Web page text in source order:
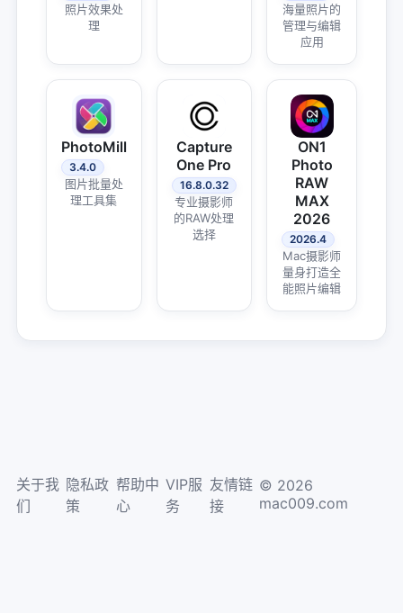
照片效果处
理
海量照片的
管理与编辑
应用
PhotoMill
3.4.0
图片批量处
理工具集
Capture
One Pro
16.8.0.32
专业摄影师
的RAW处理
选择
ON1
Photo
RAW
MAX
2026
2026.4
Mac摄影师
量身打造全
能照片编辑
关于我
们
隐私政
策
帮助中
心
VIP服
务
友情链
接
© 2026
mac009.com